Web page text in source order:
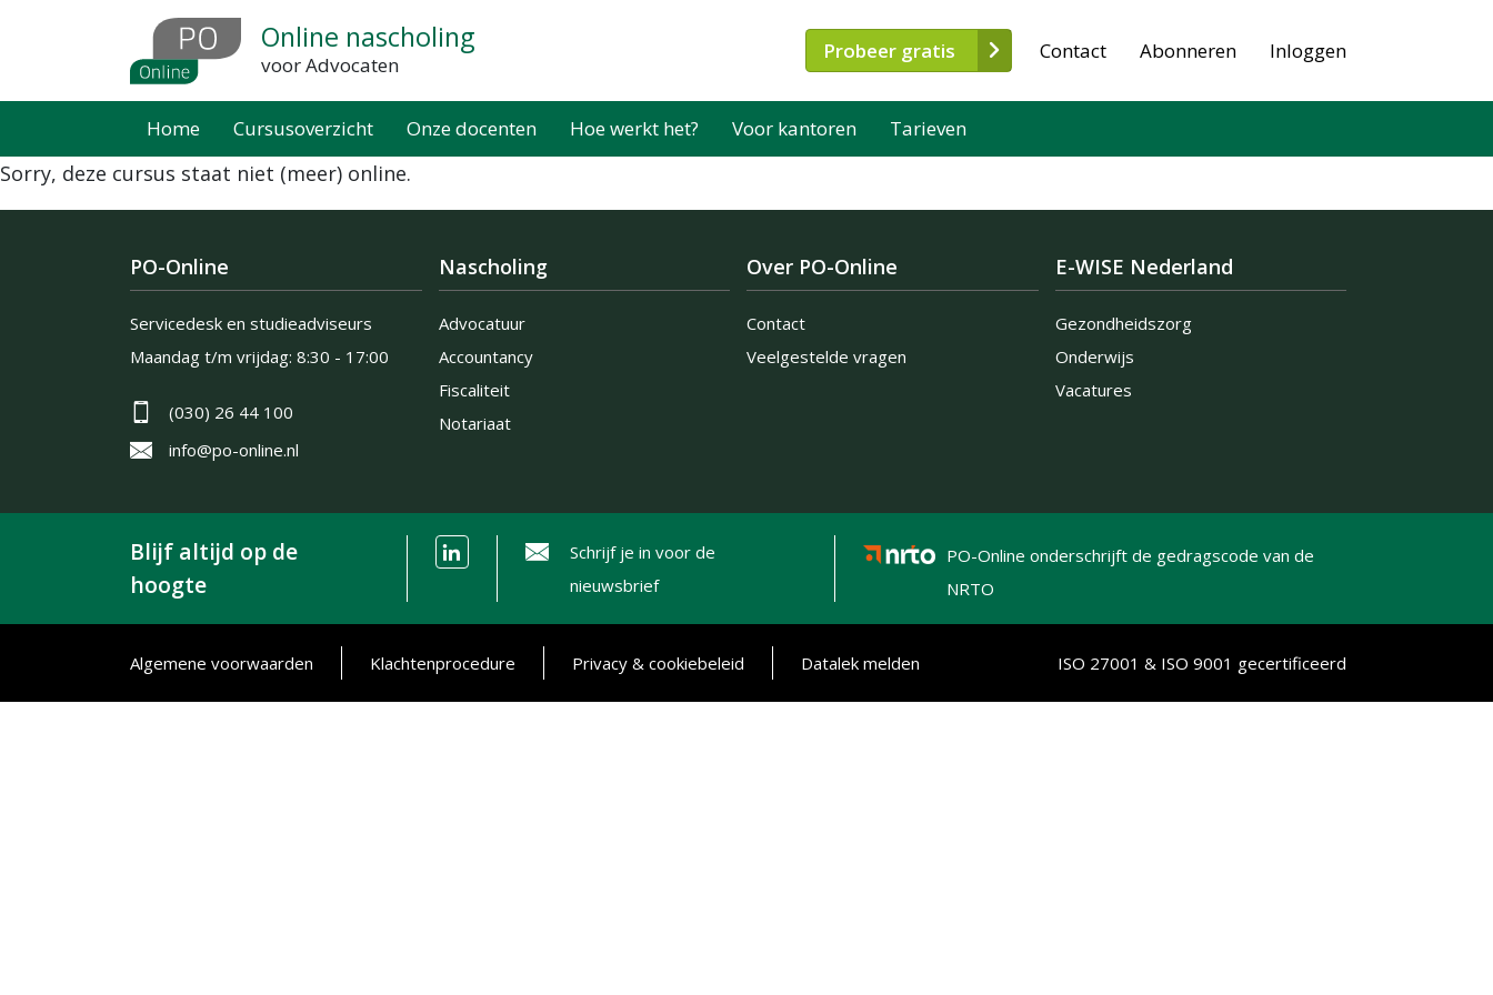
inhoud
gaan
Online nascholing
voor Advocaten
Probeer gratis Contact Abonneren Inloggen
Home Cursusoverzicht Onze docenten Hoe werkt het? Voor kantoren Tarieven
Sorry, deze cursus staat niet (meer) online.
PO-Online
Servicedesk en studieadviseurs
Maandag t/m vrijdag: 8:30 - 17:00
(030) 26 44 100
info@po-online.nl
Nascholing
Advocatuur
Accountancy
Fiscaliteit
Notariaat
Over PO-Online
Contact
Veelgestelde vragen
E-WISE Nederland
Gezondheidszorg
Onderwijs
Vacatures
Blijf altijd op de
hoogte
Schrijf je in voor de
nieuwsbrief
PO-Online onderschrijft de gedragscode van de
NRTO
Algemene voorwaarden Klachtenprocedure Privacy & cookiebeleid Datalek melden ISO 27001 & ISO 9001 gecertificeerd